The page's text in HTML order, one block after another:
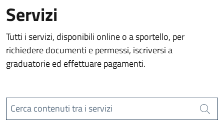
Servizi
Tutti i servizi, disponibili online o a sportello, per
richiedere documenti e permessi, iscriversi a
graduatorie ed effettuare pagamenti.
Cerca contenuti tra i servizi
Cerca